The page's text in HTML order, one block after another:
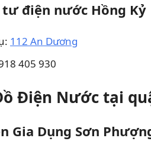
điện nước Hồng Kỷ
112 An Dương
405 930
Điện Nước tại
Gia Dụng Sơn